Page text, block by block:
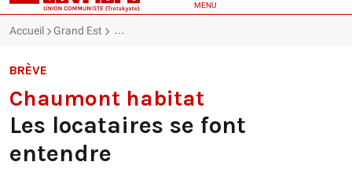
MENU
Accueil Grand Est Chaumont habitat : Les locataires se font
BRÈVE
Chaumont habitat
Les locataires se font
entendre